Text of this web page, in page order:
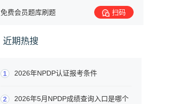
免费会员题库刷题 扫码
近期热搜
1 2026年NPDP认证报考条件
2 2026年5月NPDP成绩查询入口是哪个